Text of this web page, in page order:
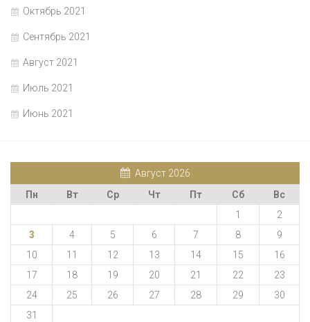
Октябрь 2021
Сентябрь 2021
Август 2021
Июль 2021
Июнь 2021
Август 2026
Пн
Вт Ср Чт Пт Сб
Вс
1
2
3
4 5 6 7 8
9
10
11 12 13 14 15
16
17
18 19 20 21 22
23
24
25 26 27 28 29
30
31